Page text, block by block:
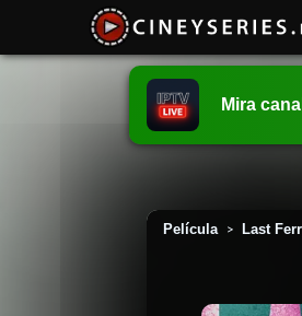
Mira
Película > Last